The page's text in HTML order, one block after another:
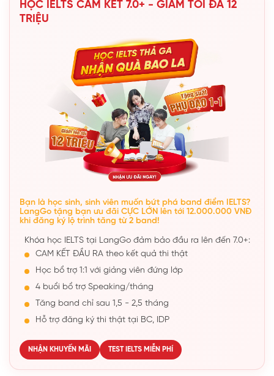
HỌC IELTS CAM KẾT 7.0+ - GIẢM TỐI ĐA 12
TRIỆU
Bạn là học sinh, sinh viên muốn bứt phá band điểm IELTS?
LangGo tặng bạn ưu đãi CỰC LỚN lên tới 12.000.000 VNĐ
khi đăng ký lộ trình tăng từ 2 band!
Khóa học IELTS tại LangGo đảm bảo đầu ra lên đến 7.0+:
CAM KẾT ĐẦU RA theo kết quả thi thật
Học bổ trợ 1:1 với giảng viên đứng lớp
4 buổi bổ trợ Speaking/tháng
Tăng band chỉ sau 1,5 - 2,5 tháng
Hỗ trợ đăng ký thi thật tại BC, IDP
NHẬN KHUYẾN MÃI TEST IELTS MIỄN PHÍ